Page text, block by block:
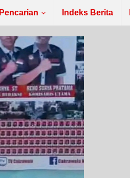
Pencarian Indeks Berita